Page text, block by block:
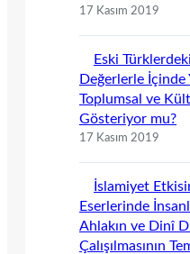
17 Kasım 2019
Eski
Değerlerle İçinde
Toplumsal ve
Gösteriyor mu?
17 Kasım 2019
İslamiyet
Eserlerinde
Ahlakın ve Dinî
Çalışılmasının